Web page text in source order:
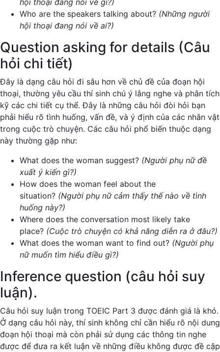
Who are the speakers talking about? (Những người
hội thoại đang nói về ai?)
Question asking for details (Câu
hỏi chi tiết)
Đây là dạng câu hỏi đi sâu hơn về chủ đề của đoạn hội
thoại, thường yêu cầu thí sinh chú ý lắng nghe và phân tích
kỹ các chi tiết cụ thể. Đây là những câu hỏi đòi hỏi bạn
phải hiểu rõ tình huống, vấn đề, và ý định của các nhân vật
trong cuộc trò chuyện. Các câu hỏi phổ biến thuộc dạng
này thường gặp như:
What does the woman suggest? (Người phụ nữ đề
xuất ý kiến gì?)
How does the woman feel about the
situation? (Người phụ nữ cảm thấy thế nào về tình
huống này?)
Where does the conversation most likely take
place? (Cuộc trò chuyện có khả năng diễn ra ở đâu?)
What does the woman want to find out? (Người phụ
nữ muốn tìm hiểu điều gì?)
Inference question (câu hỏi suy
luận).
Câu hỏi suy luận trong TOEIC Part 3 được đánh giá là khó.
Ở dạng câu hỏi này, thí sinh không chỉ cần hiểu rõ nội dung
đoạn hội thoại mà còn phải sử dụng các thông tin nghe
được để đưa ra kết luận về những điều không được đề cập